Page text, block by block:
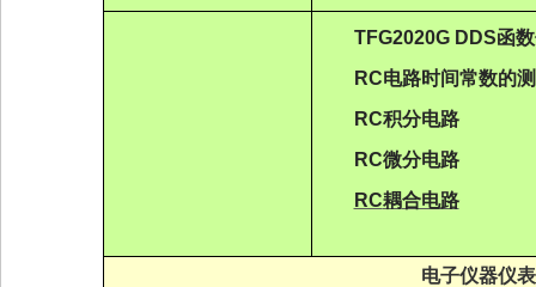
TFG2020G DDS函
RC电路时间常数的
RC积分电路
RC微分电路
RC耦合电路
电子仪器仪